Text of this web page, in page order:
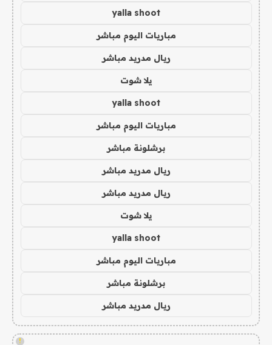
yalla shoot
مباريات اليوم مباشر
ريال مدريد مباشر
يلا شوت
yalla shoot
مباريات اليوم مباشر
برشلونة مباشر
ريال مدريد مباشر
ريال مدريد مباشر
يلا شوت
yalla shoot
مباريات اليوم مباشر
برشلونة مباشر
ريال مدريد مباشر
!